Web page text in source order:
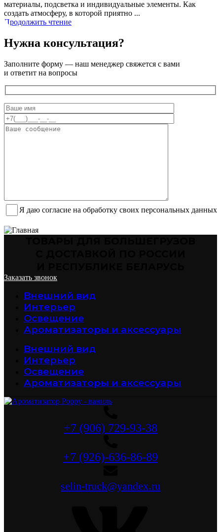
материалы, подсветка и индивидуальные элементы. Как
создать атмосферу, в которой приятно ...
Продолжить чтение
Нужна консультация?
Заполните форму — наш менеджер свяжется с вами
и ответит на вопросы
Я даю согласие на обработку своих персональных данных
Заказать звонок
Внешний вид
Интерьер
Освещение
Ароматизаторы и аксессуары
Внешний вид
Интерьер
Освещение
Ароматизаторы и аксессуары
+7 (906) 729-93-38
+7 (926)-636-86-89
selin-truck@yandex.ru